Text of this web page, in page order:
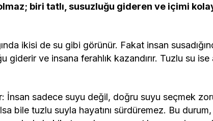
biri tatlı, susuzluğu gideren ve içimi
ikisi de su gibi görünür. Fakat insan
giderir ve insana ferahlık kazandırır. Tuzlu su
sadece suyu değil, doğru suyu seçmek
bile tuzlu suyla hayatını sürdüremez. Bu